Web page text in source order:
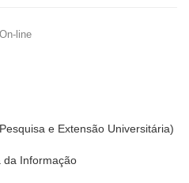
line
e Extensão Universitária)
da Informação